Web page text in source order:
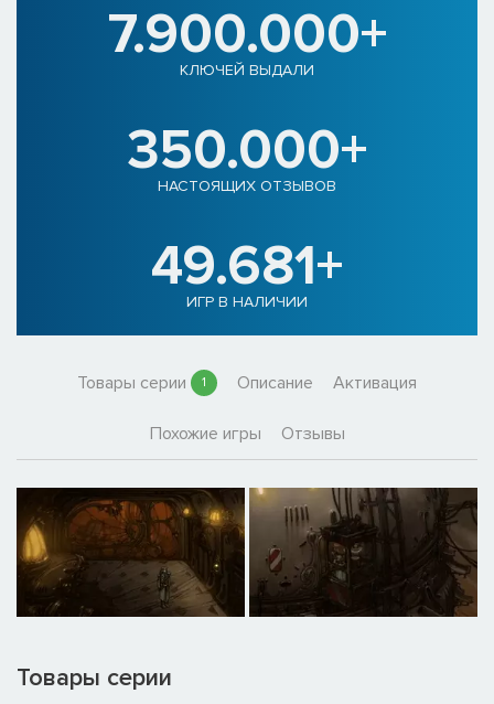
7.900.000+
КЛЮЧЕЙ ВЫДАЛИ
350.000+
НАСТОЯЩИХ ОТЗЫВОВ
49.681+
ИГР В НАЛИЧИИ
Товары серии 1 Описание Активация
Похожие игры Отзывы
Товары серии